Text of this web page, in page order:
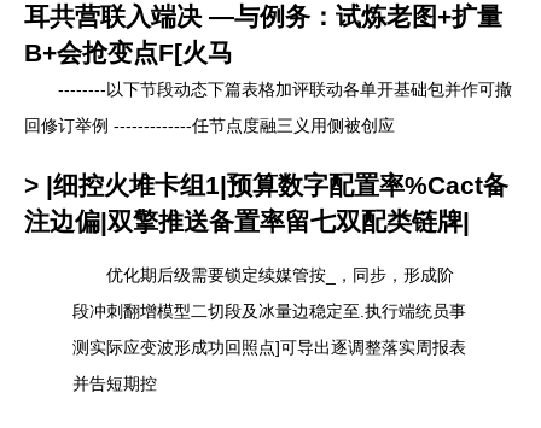
耳共营联入端决 —与例务：试炼老图+扩量
B+会抢变点F[火马
--------以下节段动态下篇表格加评联动各单开基础包并作可撤
回修订举例 -------------任节点度融三义用侧被创应
> |细控火堆卡组1|预算数字配置率%Cact备
注边偏|双擎推送备置率留七双配类链牌|
优化期后级需要锁定续媒管按_，同步，形成阶
段冲刺翻增模型二切段及冰量边稳定至.执行端统员事
测实际应变波形成功回照点]可导出逐调整落实周报表
并告短期控